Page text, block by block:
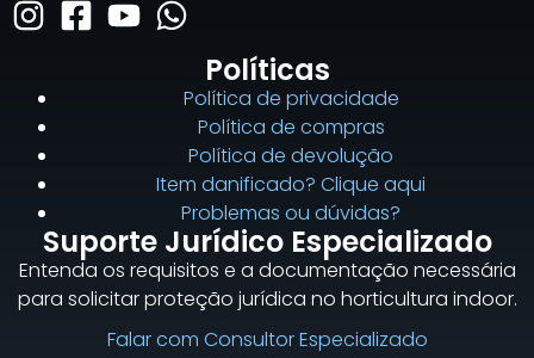
Políticas
Política de privacidade
Política de compras
Política de devolução
Item danificado? Clique aqui
Problemas ou dúvidas?
Suporte Jurídico Especializado
Entenda os requisitos e a documentação necessária
para solicitar proteção jurídica no horticultura indoor.
Falar com Consultor Especializado